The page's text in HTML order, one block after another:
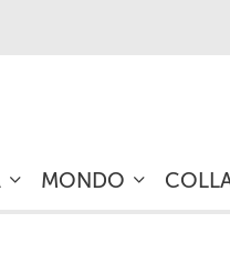
MONDO